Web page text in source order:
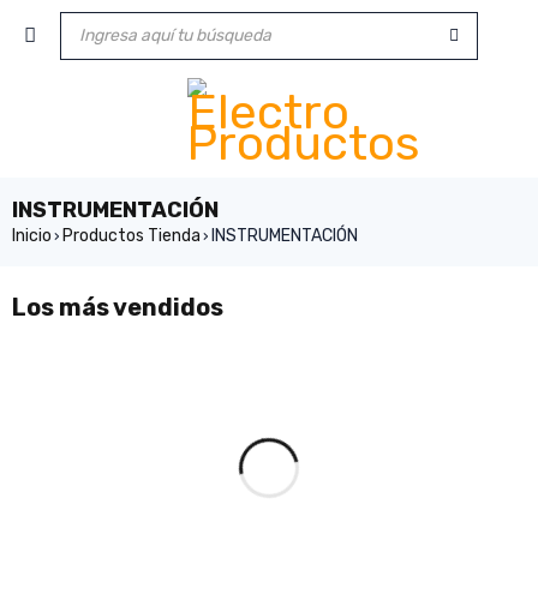
INSTRUMENTACIÓN
Inicio › Productos Tienda › INSTRUMENTACIÓN
Los más vendidos